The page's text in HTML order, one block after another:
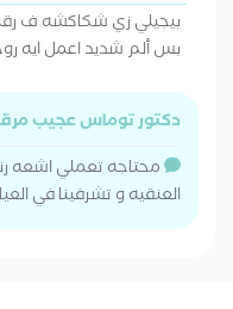
بيجيلي زي شكاكشه ف
بس ألم شديد اعمل ايه
دكتور توماس عجيب
محتاجه تعملي اشعه
العنقيه و تشرفينا في